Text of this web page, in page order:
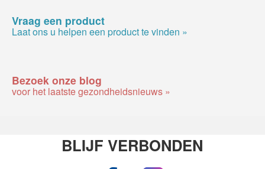
Vraag een product
Laat ons u helpen een product te vinden »
Bezoek onze blog
voor het laatste gezondheidsnieuws »
BLIJF VERBONDEN